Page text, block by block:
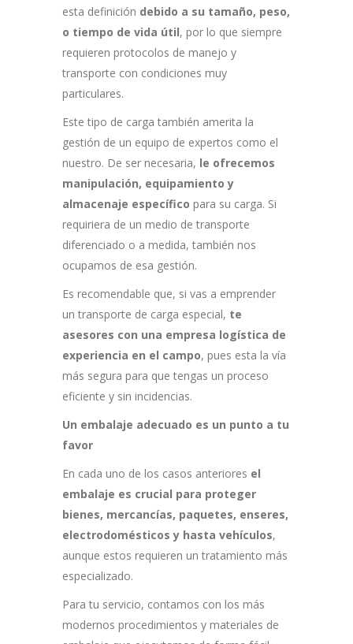
esta definición debido a su tamaño, peso,
o tiempo de vida útil, por lo que siempre
requieren protocolos de manejo y
transporte con condiciones muy
particulares.
Este tipo de carga también amerita la
gestión de un equipo de expertos como el
nuestro. De ser necesaria, le ofrecemos
manipulación, equipamiento y
almacenaje específico para su carga. Si
requiriera de un medio de transporte
diferenciado o a medida, también nos
ocupamos de esa gestión.
Es recomendable que, si vas a emprender
un transporte de carga especial, te
asesores con una empresa logística de
experiencia en el campo, pues esta la vía
más segura para que tengas un proceso
eficiente y sin incidencias.
Un embalaje adecuado es un punto a tu
favor
En cada uno de los casos anteriores el
embalaje es crucial para proteger
bienes, mercancías, paquetes, enseres,
electrodomésticos y hasta vehículos,
aunque estos requieren un tratamiento más
especializado.
Para tu servicio, contamos con los más
modernos procedimientos y materiales de